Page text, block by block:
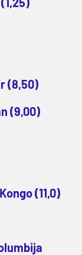
(8,50)
(9,00)
(11,0)